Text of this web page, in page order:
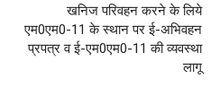
खनिज परिवहन करने के लिये
एम0एम0-11 के स्थान पर ई-अभिवहन
प्रपत्र व ई-एम0एम0-11 की व्यवस्था
लागू